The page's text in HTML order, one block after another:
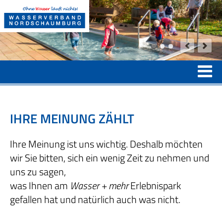
IHRE MEINUNG ZÄHLT
Ihre Meinung ist uns wichtig. Deshalb möchten
wir Sie bitten, sich ein wenig Zeit zu nehmen und
uns zu sagen,
was Ihnen am Wasser + mehrErlebnispark
gefallen hat und natürlich auch was nicht.